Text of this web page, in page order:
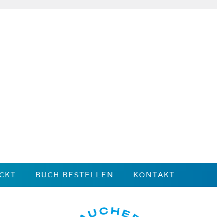
BUCH BESTELLEN KONTAKT